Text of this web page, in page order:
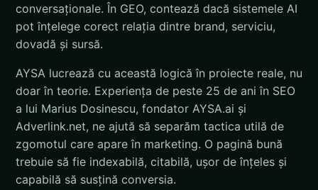
conversaționale. În GEO, contează dacă sistemele AI
pot înțelege corect relația dintre brand, serviciu,
dovadă și sursă.
AYSA lucrează cu această logică în proiecte reale, nu
doar în teorie. Experiența de peste 25 de ani în SEO
a lui Marius Dosinescu, fondator AYSA.ai și
Adverlink.net, ne ajută să separăm tactica utilă de
zgomotul care apare în marketing. O pagină bună
trebuie să fie indexabilă, citabilă, ușor de înțeles și
capabilă să susțină conversia.